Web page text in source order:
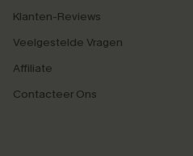
Klanten-Reviews
Veelgestelde Vragen
Affiliate
Contacteer Ons